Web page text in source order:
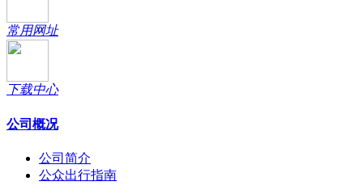
常用网址
下载中心
公司概况
公司简介
公众出行指南